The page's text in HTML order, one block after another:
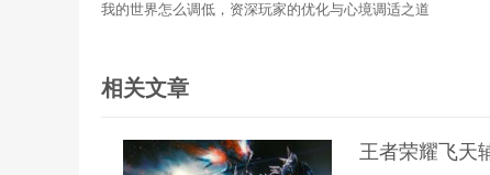
我的世界怎么调低，资深玩家的优化与心境调适之道
相关文章
王者荣耀飞天